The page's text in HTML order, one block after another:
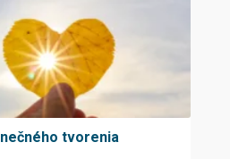
tvorenia